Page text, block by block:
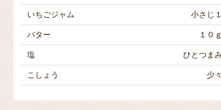
いちごジャム 小さじ
バター １０
塩 ひとつま
こしょう 少